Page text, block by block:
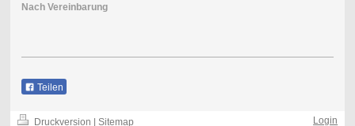
Nach Vereinbarung
Teilen
Druckversion Sitemap Login